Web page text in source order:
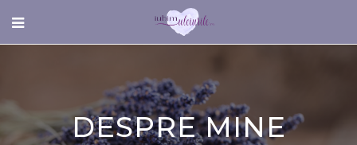
DESPRE MINE